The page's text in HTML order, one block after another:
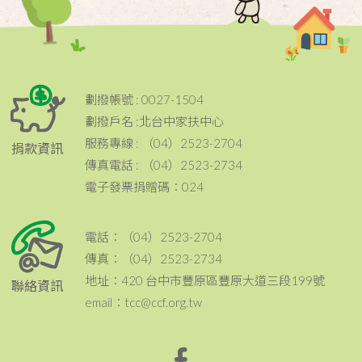
捐款資訊
劃撥帳號 : 0027-1504
劃撥戶名 :北台中家扶中心
服務專線 : （04）2523-2704
傳真電話 : （04）2523-2734
電子發票捐贈碼：024
聯絡資訊
電話：（04）2523-2704
傳真：（04）2523-2734
地址：420 台中市豐原區豐原大道三段199號
email：tcc@ccf.org.tw